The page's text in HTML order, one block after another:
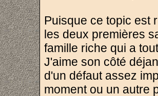
Puisque ce topic est
les deux premières
famille riche qui a
J'aime son côté
d'un défaut assez
moment ou un autre